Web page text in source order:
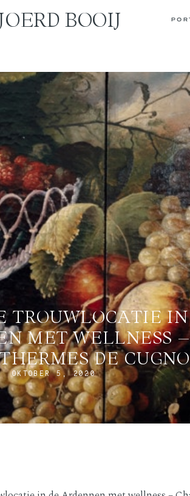
BOOIJ
TROUWLOCATIE
MET WELLNESS –
DE
OKTOBER 5, 2020